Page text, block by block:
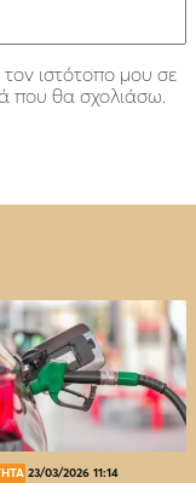
ιστότοπο μου σε
που θα σχολιάσω.
23/03/2026 11:14